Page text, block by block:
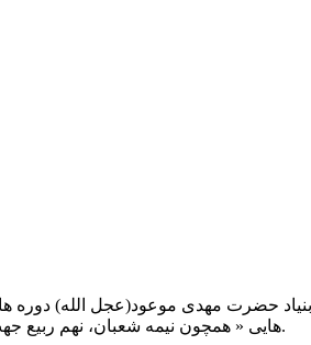
) در سال ۱۳۹۲ تاسیس گردیده و زیر نظر بنیاد حضرت
هایی « همچون نیمه شعبان، نهم ربیع جهت امامت حضرت، احیا و شب زنده داری مهدوی» توفیق خدمت داشته است.